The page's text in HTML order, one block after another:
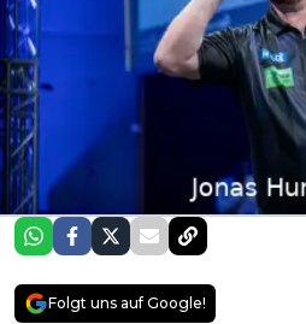
Folgt uns auf Google!